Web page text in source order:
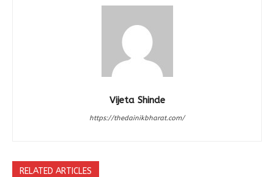
Vijeta Shinde
https://thedainikbharat.com/
RELATED ARTICLES